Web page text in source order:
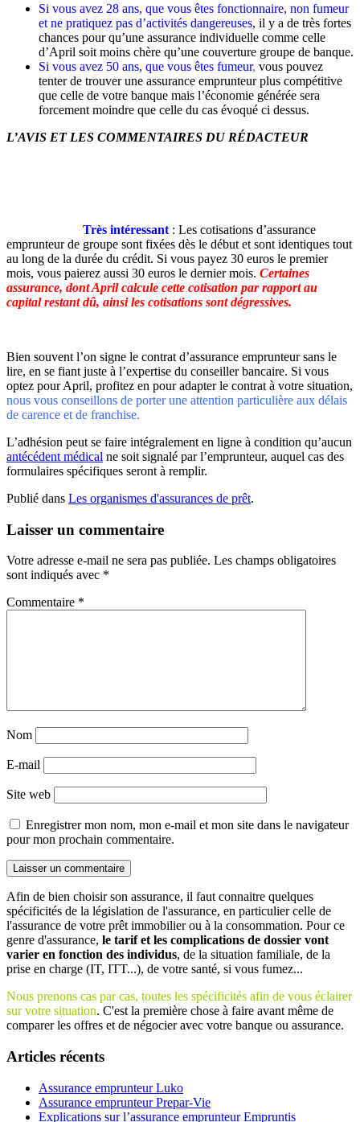
Si vous avez 28 ans, que vous êtes fonctionnaire, non fumeur
et ne pratiquez pas d’activités dangereuses, il y a de très fortes
chances pour qu’une assurance individuelle comme celle
d’April soit moins chère qu’une couverture groupe de banque.
Si vous avez 50 ans, que vous êtes fumeur, vous pouvez
tenter de trouver une assurance emprunteur plus compétitive
que celle de votre banque mais l’économie générée sera
forcement moindre que celle du cas évoqué ci dessus.
L’AVIS ET LES COMMENTAIRES DU RÉDACTEUR
Très intéressant : Les cotisations d’assurance
emprunteur de groupe sont fixées dès le début et sont identiques tout
au long de la durée du crédit. Si vous payez 30 euros le premier
mois, vous paierez aussi 30 euros le dernier mois. Certaines
assurance, dont April calcule cette cotisation par rapport au
capital restant dû, ainsi les cotisations sont dégressives.
Bien souvent l’on signe le contrat d’assurance emprunteur sans le
lire, en se fiant juste à l’expertise du conseiller bancaire. Si vous
optez pour April, profitez en pour adapter le contrat à votre situation,
nous vous conseillons de porter une attention particulière aux délais
de carence et de franchise.
L’adhésion peut se faire intégralement en ligne à condition qu’aucun
antécédent médical ne soit signalé par l’emprunteur, auquel cas des
formulaires spécifiques seront à remplir.
Publié dans Les organismes d'assurances de prêt.
Laisser un commentaire
Votre adresse e-mail ne sera pas publiée. Les champs obligatoires
sont indiqués avec *
Commentaire *
Nom
E-mail
Site web
Enregistrer mon nom, mon e-mail et mon site dans le navigateur
pour mon prochain commentaire.
Afin de bien choisir son assurance, il faut connaitre quelques
spécificités de la législation de l'assurance, en particulier celle de
l'assurance de votre prêt immobilier ou à la consommation. Pour ce
genre d'assurance, le tarif et les complications de dossier vont
varier en fonction des individus, de la situation familiale, de la
prise en charge (IT, ITT...), de votre santé, si vous fumez...
Nous prenons cas par cas, toutes les spécificités afin de vous éclairer
sur votre situation. C'est la première chose à faire avant même de
comparer les offres et de négocier avec votre banque ou assurance.
Articles récents
Assurance emprunteur Luko
Assurance emprunteur Prepar-Vie
Explications sur l’assurance emprunteur Empruntis